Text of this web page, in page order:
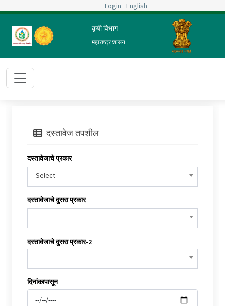
Login English
कृषी विभाग
महाराष्ट्र शासन
दस्तावेज तपशील
दस्तावेजाचे प्रकार
-Select-
दस्तावेजाचे दुसरा प्रकार
दस्तावेजाचे दुसरा प्रकार-2
दिनांकापासून